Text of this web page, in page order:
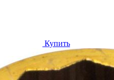
Купить